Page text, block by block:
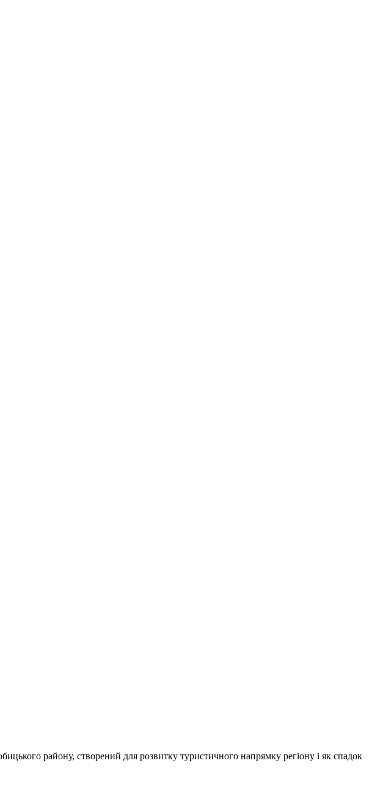
району, створений для розвитку туристичного напрямку регіону і як спадок